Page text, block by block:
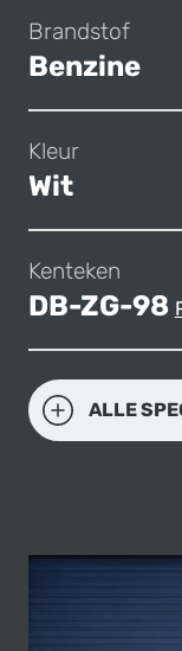
Brandstof
Benzine
Kleur
Wit
Kenteken
DB-ZG-98
ALLE